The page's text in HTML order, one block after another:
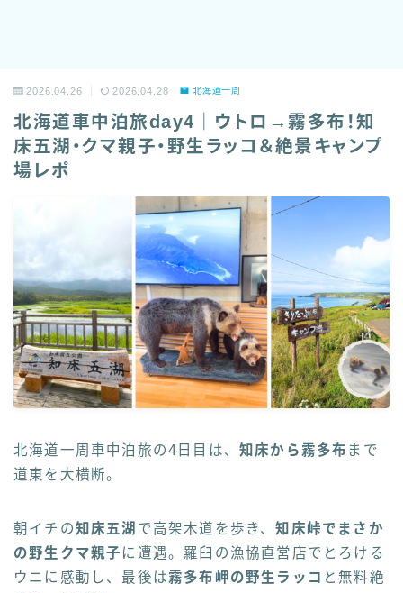
2026.04.26 2026.04.28 北海道一周
北海道車中泊旅day4｜ウトロ→霧多布！知
床五湖・クマ親子・野生ラッコ＆絶景キャンプ
場レポ
北海道一周車中泊旅の4日目は、 知床から霧多布 まで
道東を大横断。
朝イチの知床五湖 で高架木道を歩き、知床峠でまさか
の野生クマ親子 に遭遇。羅臼の漁協直営店でとろける
ウニに感動し、最後は霧多布岬の野生ラッコ と無料絶